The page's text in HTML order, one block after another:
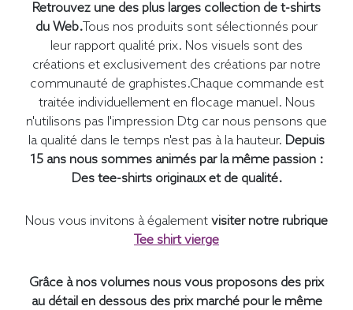
Retrouvez une des plus larges collection de t-shirts
du Web.Tous nos produits sont sélectionnés pour
leur rapport qualité prix. Nos visuels sont des
créations et exclusivement des créations par notre
communauté de graphistes.Chaque commande est
traitée individuellement en flocage manuel. Nous
n'utilisons pas l'impression Dtg car nous pensons que
la qualité dans le temps n'est pas à la hauteur. Depuis
15 ans nous sommes animés par la même passion :
Des tee-shirts originaux et de qualité.
Nous vous invitons à également visiter notre rubrique
Tee shirt vierge
Grâce à nos volumes nous vous proposons des prix
au détail en dessous des prix marché pour le même